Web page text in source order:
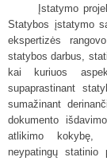
Įstatymo
Statybos įstatymo
ekspertizės
statybos darbus,
kai kuriuos
supaprastinant
sumažinant
dokumento
atlikimo kokybę,
neypatingų